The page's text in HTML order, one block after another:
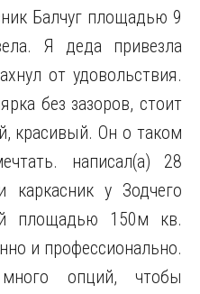
Балчуг площадью 9
Я деда привезла
от удовольствия.
без зазоров, стоит
красивый. Он о таком
написал(а) 28
каркасник у Зодчего
площадью 150м кв.
и профессионально.
опций, чтобы